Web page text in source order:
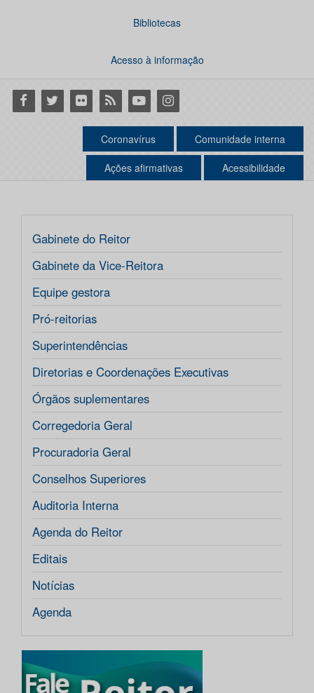
Bibliotecas
Acesso à informação
Facebook
Twitter Flickr RSS YoutubeInstagram
Coronavírus Comunidade interna
Ações afirmativas Acessibilidade
Gabinete do Reitor
Gabinete da Vice-Reitora
Equipe gestora
Pró-reitorias
Superintendências
Diretorias e Coordenações Executivas
Órgãos suplementares
Corregedoria Geral
Procuradoria Geral
Conselhos Superiores
Auditoria Interna
Agenda do Reitor
Editais
Notícias
Agenda